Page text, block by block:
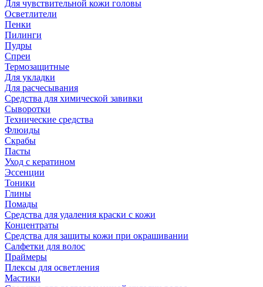
Для чувствительной кожи головы
Осветлители
Пенки
Пилинги
Пудры
Спреи
Термозащитные
Для укладки
Для расчесывания
Средства для химической завивки
Сыворотки
Технические средства
Флюиды
Скрабы
Пасты
Уход с кератином
Эссенции
Тоники
Глины
Помады
Средства для удаления краски с кожи
Концентраты
Средства для защиты кожи при окрашивании
Салфетки для волос
Праймеры
Плексы для осветления
Мастики